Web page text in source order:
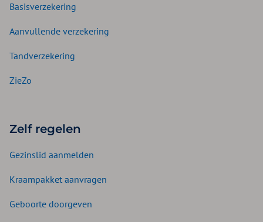
Basisverzekering
Aanvullende verzekering
Tandverzekering
ZieZo
Zelf regelen
Gezinslid aanmelden
Kraampakket aanvragen
Geboorte doorgeven